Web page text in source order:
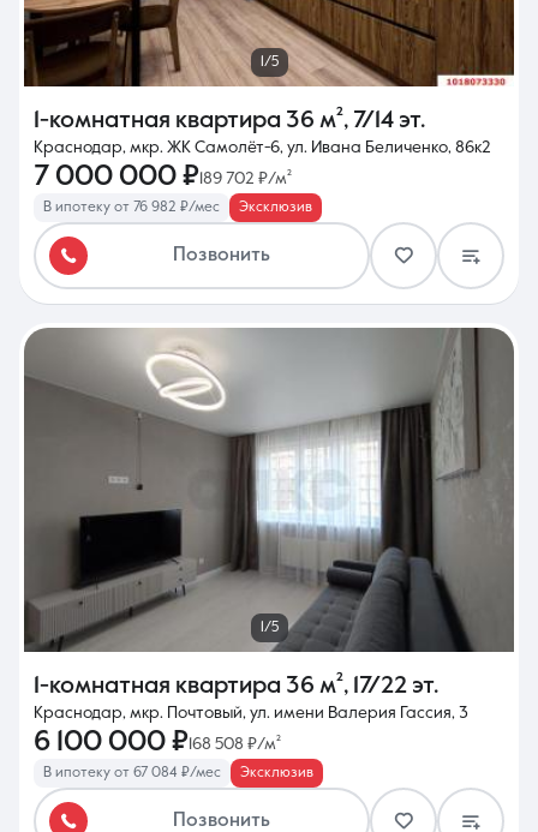
1/5
1-комнатная квартира 36 м², 7/14 эт.
Краснодар, мкр. ЖК Самолёт-6, ул. Ивана Беличенко, 86к2
7 000 000 ₽ 189 702 ₽/м²
В ипотеку от 76 982 ₽/мес Эксклюзив
Позвонить
1/5
1-комнатная квартира 36 м², 17/22 эт.
Краснодар, мкр. Почтовый, ул. имени Валерия Гассия, 3
6 100 000 ₽168 508 ₽/м²
В ипотеку от 67 084 ₽/мес Эксклюзив
Позвонить